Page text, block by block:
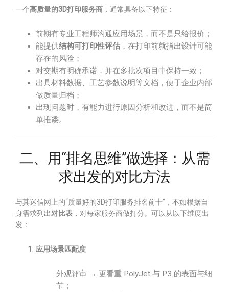
一个高质量的3D打印服务商 ，通常具备以下特征：
前期有专业工程师沟通应用场景，而不是只给报价；
能提供结构可打印性评估 ，在打印前就指出设计可能
存在的风险；
对交期有明确承诺，并在多批次项目中保持一致；
出具材料数据、工艺参数说明等文档，便于企业内部
做质量归档；
出现问题时，有能力进行原因分析和改进，而不是简
单推诿。
二、用“排名思维”做选择：从需
求出发的对比方法
与其迷信网上的“质量好的3D打印服务排名前十”，不如根据自
身需求列出对比表 ，对每家服务商做打分。可以从以下维度出
发：
应用场景匹配度
外观评审 → 更看重 PolyJet 与 P3 的表面与细
节；